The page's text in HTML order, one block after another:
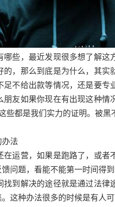
些，最近发现很多想了解这
，那么到底是为什么，其实
不给出款等情况，还是要专
友如果你现在有出现这种情
些都是我们实力的证明。被
办法
运营，如果是跑路了，或者
问题，看能不能第一时间得到
到解决的途径就是通过法律
这种办法很多的时候是有人可